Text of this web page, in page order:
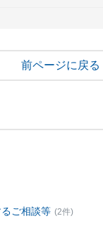
戻る
ご相談等 (2件)